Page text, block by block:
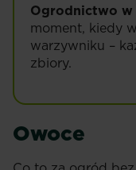
Ogrodnictwo w
moment, kiedy
warzywniku –
zbiory.
Owoce